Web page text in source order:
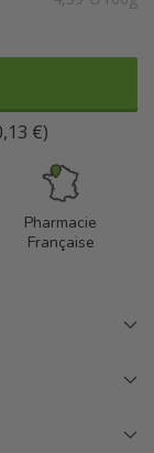
€)
Pharmacie
Française